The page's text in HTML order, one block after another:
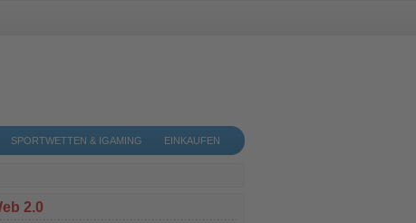
SPORTWETTEN & IGAMING EINKAUFEN
2.0